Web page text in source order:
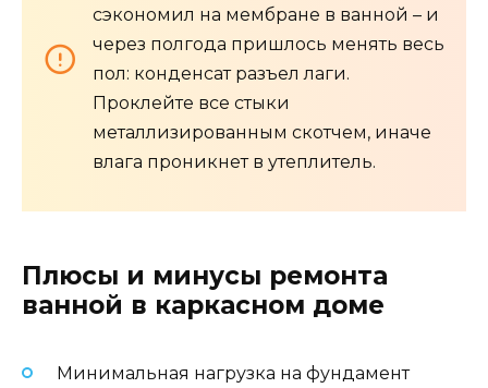
сэкономил на мембране в ванной – и
через полгода пришлось менять весь
пол: конденсат разъел лаги.
Проклейте все стыки
металлизированным скотчем, иначе
влага проникнет в утеплитель.
Плюсы и минусы ремонта
ванной в каркасном доме
Минимальная нагрузка на фундамент